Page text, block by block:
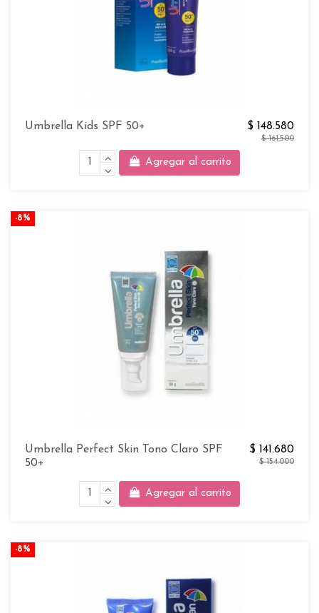
Umbrella Kids SPF 50+ $ 148.580
$ 161.500
Agregar al carrito
-8%
Umbrella Perfect Skin Tono Claro SPF
50+
$ 141.680
$ 154.000
Agregar al carrito
-8%